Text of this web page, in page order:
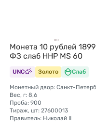
Монета 10 рублей 1899
ФЗ слаб ННР MS 60
UNC Золото Слаб
Вес, г: 8,6
Проба: 900
Тираж, шт: 27600013
Правитель: Николай II